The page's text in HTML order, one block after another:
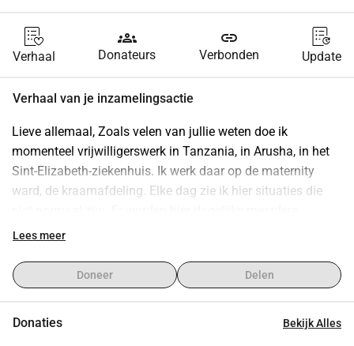
Verhaal
groups
Donateurs
link
Verbonden Update
Verhaal van je inzamelingsactie
Lieve allemaal, Zoals velen van jullie weten doe ik
momenteel vrijwilligerswerk in Tanzania, in Arusha, in het
Sint-Elizabeth-ziekenhuis. Ik werk daar op de maternity
ward, de kraamafdeling. Elke dag zie ik hier situaties die
keizersnedes uitgevoerd. Veel moeders en baby’s krijgen
Niet omdat de zorgmedewerkers het niet willen of kunnen
verlenen maar simpelweg omdat er te weinig middelen zijn.
warmtelamp, totdat de moeder terug is van de
Lees meer
Doneer Delen
Donaties Bekijk Alles